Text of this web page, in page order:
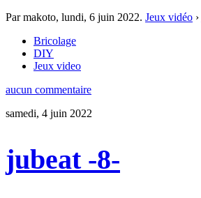
Par makoto, lundi, 6 juin 2022. Jeux vidéo ›
Bricolage
DIY
Jeux video
aucun commentaire
samedi, 4 juin 2022
jubeat -8-